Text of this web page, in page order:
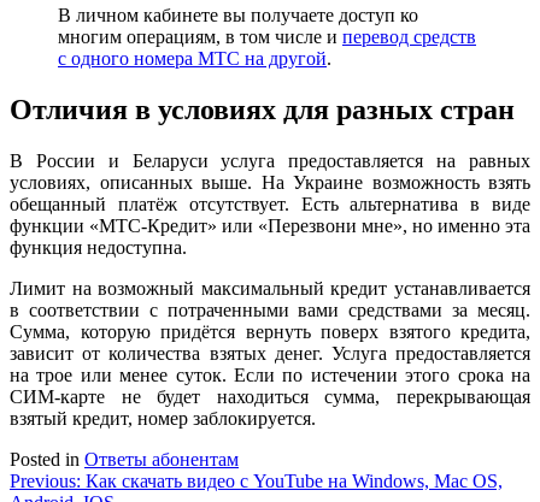
В личном кабинете вы получаете доступ ко
многим операциям, в том числе и перевод средств
с одного номера МТС на другой.
Отличия в условиях для разных стран
В России и Беларуси услуга предоставляется на равных
условиях, описанных выше. На Украине возможность взять
обещанный платёж отсутствует. Есть альтернатива в виде
функции «МТС-Кредит» или «Перезвони мне», но именно эта
функция недоступна.
Лимит на возможный максимальный кредит устанавливается
в соответствии с потраченными вами средствами за месяц.
Сумма, которую придётся вернуть поверх взятого кредита,
зависит от количества взятых денег. Услуга предоставляется
на трое или менее суток. Если по истечении этого срока на
СИМ-карте не будет находиться сумма, перекрывающая
взятый кредит, номер заблокируется.
Posted in Ответы абонентам
Навигация
Previous: Как скачать видео с YouTube на Windows, Mac OS,